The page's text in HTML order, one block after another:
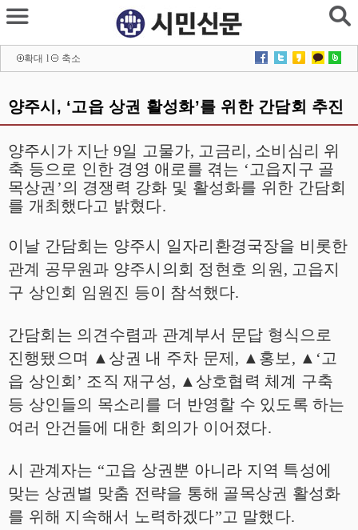
확대 l 축소
양주시, ‘고읍 상권 활성화’를 위한 간담회 추진
양주시 가 지난9일 고물가, 고금리 , 소비심리 위
축 등으로 인한 경영 애로를 겪는 ‘ 고읍지구 골
목상권 ’의 경쟁력 강화 및 활성화를 위한 간담회
를 개최했다고 밝혔다.
이날 간담회는 양주시 일자리환경국장을 비롯한
관계 공무원과 양주시의회 정현호 의원 , 고읍지
구 상인회 임원진 등이 참석했다.
간담회는 의견수렴과 관계부서 문답 형식으로
진행됐으며 ▲ 상권 내 주차 문제 , ▲ 홍보 , ▲ ‘ 고
읍 상인회 ’ 조직 재구성, ▲ 상호협력 체계 구축
등 상인들의 목소리를 더 반영할 수 있도록 하는
여러 안건들에 대한 회의가 이어졌다.
시 관계자는 “고읍 상권뿐 아니라 지역 특성에
맞는 상권별 맞춤 전략을 통해 골목상권 활성화
를 위해 지속해서 노력하겠다”고 말했다.